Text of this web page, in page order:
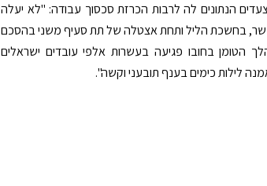
הנתונים לה לרבות הכרזת סכסוך עבודה: "לא יעלה
בחשכת הליל ותחת אצטלה של תת סעיף משני בהסכם
הטומן בחובו פגיעה בעשרות אלפי עובדים ישראלים
לילות כימים בענף תובעני וקשה".